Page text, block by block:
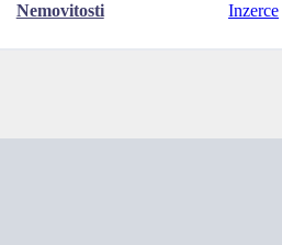
Nemovitosti Inzerce